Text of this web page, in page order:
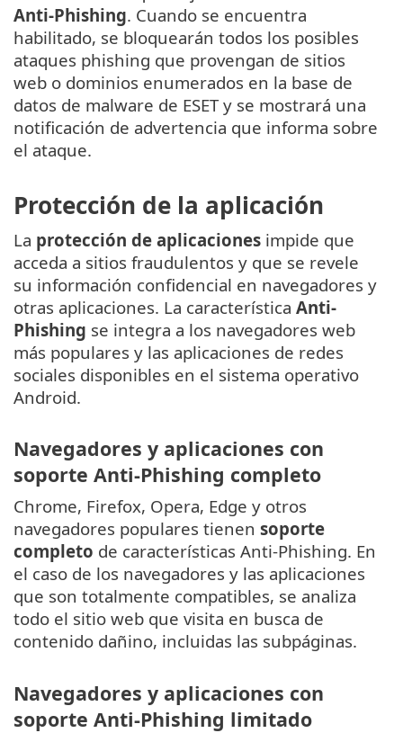
Anti-Phishing. Cuando se encuentra
habilitado, se bloquearán todos los posibles
ataques phishing que provengan de sitios
web o dominios enumerados en la base de
datos de malware de ESET y se mostrará una
notificación de advertencia que informa sobre
el ataque.
Protección de la aplicación
La protección de aplicaciones impide que
acceda a sitios fraudulentos y que se revele
su información confidencial en navegadores y
otras aplicaciones. La característica Anti-
Phishing se integra a los navegadores web
más populares y las aplicaciones de redes
sociales disponibles en el sistema operativo
Android.
Navegadores y aplicaciones con
soporte Anti-Phishing completo
Chrome, Firefox, Opera, Edge y otros
navegadores populares tienen soporte
completo de características Anti-Phishing. En
el caso de los navegadores y las aplicaciones
que son totalmente compatibles, se analiza
todo el sitio web que visita en busca de
contenido dañino, incluidas las subpáginas.
Navegadores y aplicaciones con
soporte Anti-Phishing limitado